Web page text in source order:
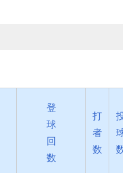
登
球
回
数
打
者
数